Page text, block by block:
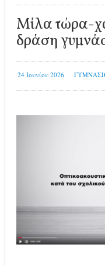
Μίλα τώρα-
δράση
24 Ιουνίου 2026